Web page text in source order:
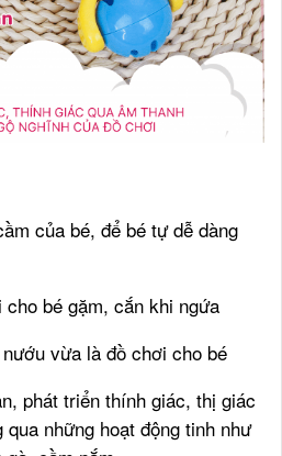
của bé, để bé tự dễ dàng
bé gặm, cắn khi ngứa
vừa là đồ chơi cho bé
phát triển thính giác, thị giác
những hoạt động tinh như